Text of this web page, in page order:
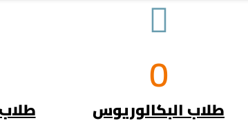
طلاب البكالوريوس
0